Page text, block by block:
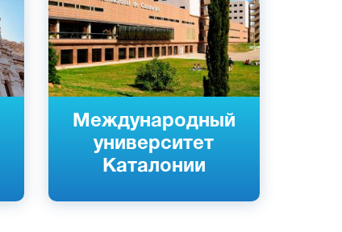
Международный
университет
Каталонии
Частный